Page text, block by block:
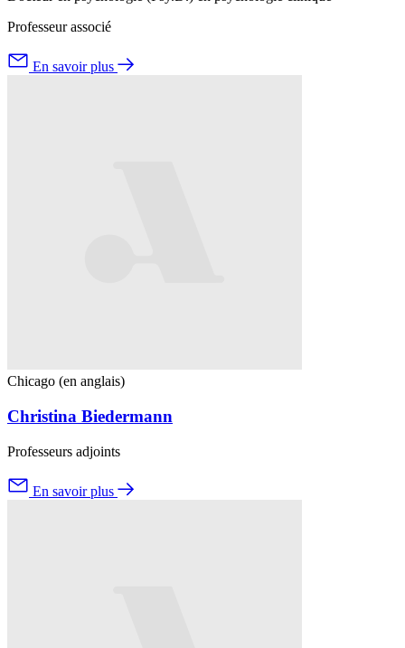
Professeur associé
En savoir plus
Chicago (en anglais)
Christina Biedermann
Professeurs adjoints
En savoir plus